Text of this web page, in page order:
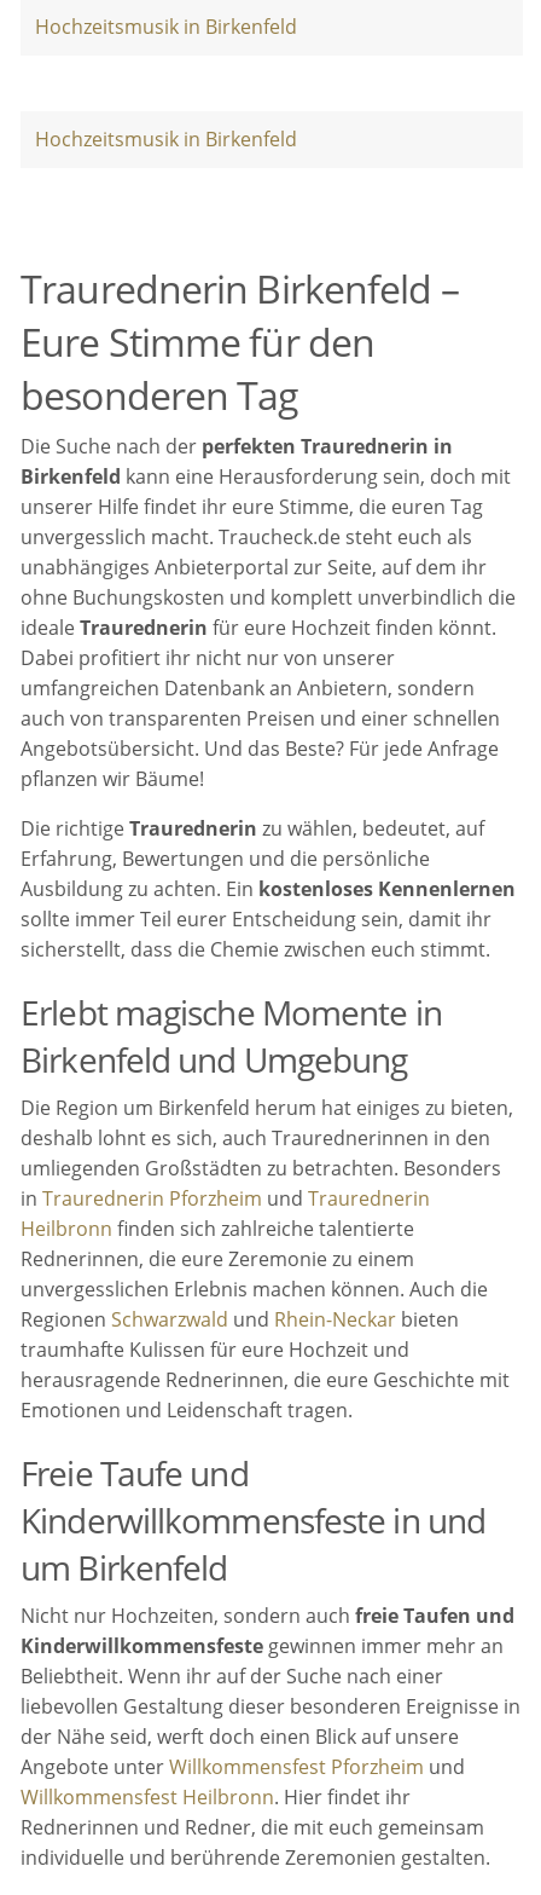
Hochzeitsmusik in Birkenfeld
Hochzeitsmusik in Birkenfeld
Traurednerin Birkenfeld –
Eure Stimme für den
besonderen Tag
Die Suche nach der perfekten Traurednerin in
Birkenfeld kann eine Herausforderung sein, doch mit
unserer Hilfe findet ihr eure Stimme, die euren Tag
unvergesslich macht. Traucheck.de steht euch als
unabhängiges Anbieterportal zur Seite, auf dem ihr
ohne Buchungskosten und komplett unverbindlich die
idealeTraurednerin für eure Hochzeit finden könnt.
Dabei profitiert ihr nicht nur von unserer
umfangreichen Datenbank an Anbietern, sondern
auch von transparenten Preisen und einer schnellen
Angebotsübersicht. Und das Beste? Für jede Anfrage
pflanzen wir Bäume!
Die richtigeTraurednerin zu wählen, bedeutet, auf
Erfahrung, Bewertungen und die persönliche
Ausbildung zu achten. Ein kostenloses Kennenlernen
sollte immer Teil eurer Entscheidung sein, damit ihr
sicherstellt, dass die Chemie zwischen euch stimmt.
Erlebt magische Momente in
Birkenfeld und Umgebung
Die Region um Birkenfeld herum hat einiges zu bieten,
deshalb lohnt es sich, auch Traurednerinnen in den
umliegenden Großstädten zu betrachten. Besonders
inTraurednerin Pforzheim undTraurednerin
Heilbronn finden sich zahlreiche talentierte
Rednerinnen, die eure Zeremonie zu einem
unvergesslichen Erlebnis machen können. Auch die
RegionenSchwarzwald und Rhein-Neckar bieten
traumhafte Kulissen für eure Hochzeit und
herausragende Rednerinnen, die eure Geschichte mit
Emotionen und Leidenschaft tragen.
Freie Taufe und
Kinderwillkommensfeste in und
um Birkenfeld
Nicht nur Hochzeiten, sondern auchfreie Taufen und
Kinderwillkommensfeste gewinnen immer mehr an
Beliebtheit. Wenn ihr auf der Suche nach einer
liebevollen Gestaltung dieser besonderen Ereignisse in
der Nähe seid, werft doch einen Blick auf unsere
Angebote unterWillkommensfest Pforzheim und
Willkommensfest Heilbronn. Hier findet ihr
Rednerinnen und Redner, die mit euch gemeinsam
individuelle und berührende Zeremonien gestalten.